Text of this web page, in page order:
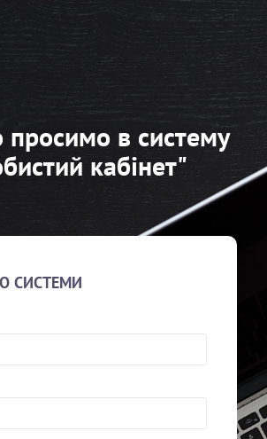
просимо в систему
кабінет"
СИСТЕМИ
«СЕРВЕР.ЮА»